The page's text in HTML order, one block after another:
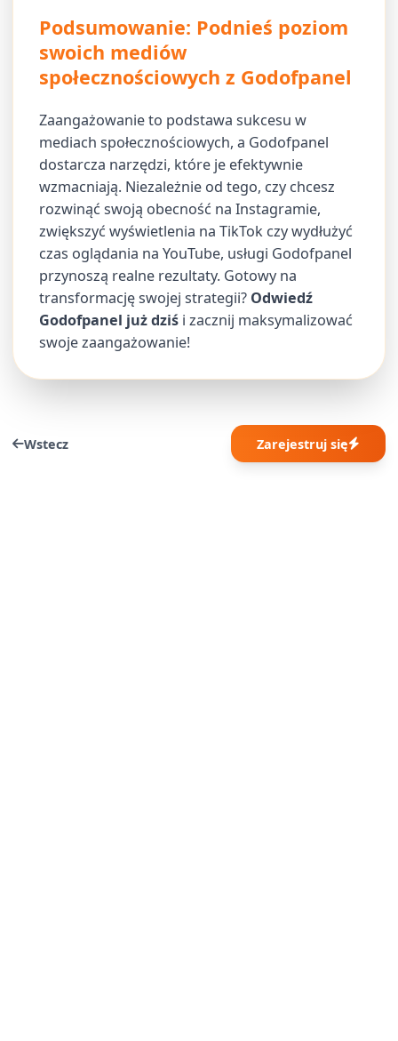
Podsumowanie: Podnieś poziom
swoich mediów
społecznościowych z Godofpanel
Zaangażowanie to podstawa sukcesu w
mediach społecznościowych, a Godofpanel
dostarcza narzędzi, które je efektywnie
wzmacniają. Niezależnie od tego, czy chcesz
rozwinąć swoją obecność na Instagramie,
zwiększyć wyświetlenia na TikTok czy wydłużyć
czas oglądania na YouTube, usługi Godofpanel
przynoszą realne rezultaty. Gotowy na
transformację swojej strategii? Odwiedź
Godofpanel już dziś i zacznij maksymalizować
swoje zaangażowanie!
Wstecz Zarejestruj się